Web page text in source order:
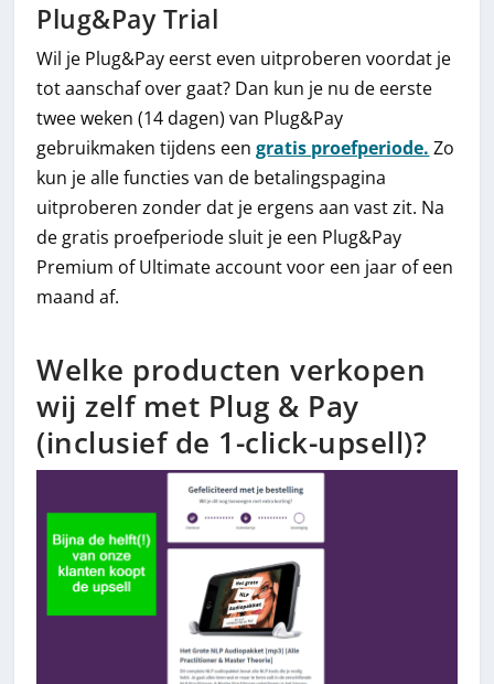
Plug&Pay Trial
Wil je Plug&Pay eerst even uitproberen voordat je
tot aanschaf over gaat? Dan kun je nu de eerste
twee weken (14 dagen) van Plug&Pay
gebruikmaken tijdens eengratis proefperiode. Zo
kun je alle functies van de betalingspagina
uitproberen zonder dat je ergens aan vast zit. Na
de gratis proefperiode sluit je een Plug&Pay
Premium of Ultimate account voor een jaar of een
maand af.
Welke producten verkopen
wij zelf met Plug & Pay
(inclusief de 1-click-upsell)?